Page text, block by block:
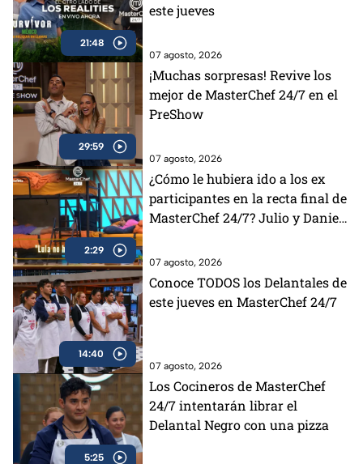
21:48
este jueves
07 agosto, 2026
29:59
¡Muchas sorpresas! Revive los
mejor de MasterChef 24/7 en el
PreShow
07 agosto, 2026
2:29
¿Cómo le hubiera ido a los ex
participantes en la recta final de
MasterChef 24/7? Julio y Daniela
07 agosto, 2026
14:40
Conoce TODOS los Delantales de
este jueves en MasterChef 24/7
07 agosto, 2026
5:25
Los Cocineros de MasterChef
24/7 intentarán librar el
Delantal Negro con una pizza